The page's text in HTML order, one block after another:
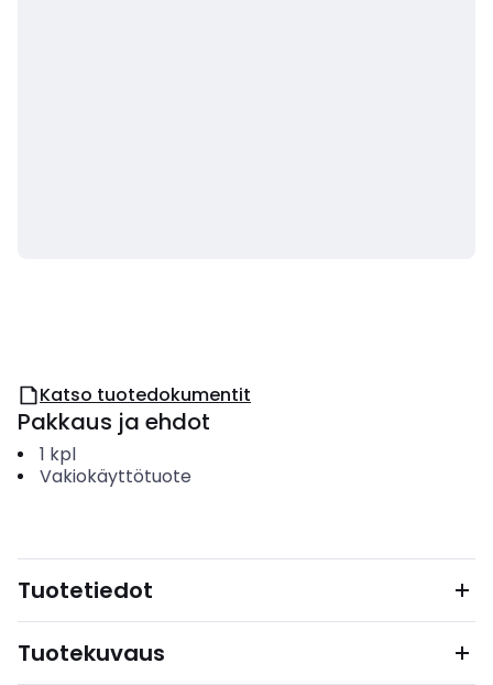
Katso tuotedokumentit
Pakkaus ja ehdot
1 kpl
Vakiokäyttötuote
Tuotetiedot
Tuotekuvaus